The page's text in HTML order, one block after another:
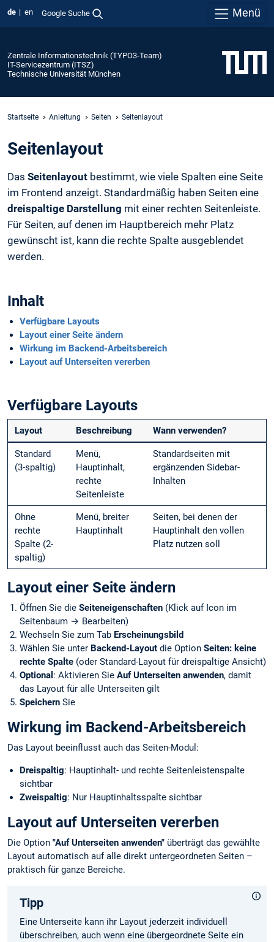
de en Google Suche Menü
Zentrale Informationstechnik (TYPO3-Team)
IT-Servicezentrum (ITSZ)
Technische Universität München
Startseite Anleitung Seiten Seitenlayout
Seitenlayout
Das Seitenlayout bestimmt, wie viele Spalten eine Seite
im Frontend anzeigt. Standardmäßig haben Seiten eine
dreispaltige Darstellung mit einer rechten Seitenleiste.
Für Seiten, auf denen im Hauptbereich mehr Platz
gewünscht ist, kann die rechte Spalte ausgeblendet
werden.
Inhalt
Verfügbare Layouts
Layout einer Seite ändern
Wirkung im Backend-Arbeitsbereich
Layout auf Unterseiten vererben
Verfügbare Layouts
Layout Beschreibung Wann verwenden?
Standard
(3-spaltig)
Menü,
Hauptinhalt,
rechte
Seitenleiste
Standardseiten mit
ergänzenden Sidebar-
Inhalten
Ohne
rechte
Spalte (2-
spaltig)
Menü, breiter
Hauptinhalt
Seiten, bei denen der
Hauptinhalt den vollen
Platz nutzen soll
Layout einer Seite ändern
Öffnen Sie die Seiteneigenschaften (Klick auf Icon im
Seitenbaum → Bearbeiten)
Wechseln Sie zum Tab Erscheinungsbild
Wählen Sie unter Backend-Layout die Option Seiten: keine
rechte Spalte (oder Standard-Layout für dreispaltige Ansicht)
Optional : Aktivieren Sie Auf Unterseiten anwenden, damit
das Layout für alle Unterseiten gilt
Speichern Sie
Wirkung im Backend-Arbeitsbereich
Das Layout beeinflusst auch das Seiten-Modul:
Dreispaltig: Hauptinhalt- und rechte Seitenleistenspalte
sichtbar
Zweispaltig: Nur Hauptinhaltsspalte sichtbar
Layout auf Unterseiten vererben
Die Option "Auf Unterseiten anwenden" überträgt das gewählte
Layout automatisch auf alle direkt untergeordneten Seiten –
praktisch für ganze Bereiche.
Tipp
Eine Unterseite kann ihr Layout jederzeit individuell
überschreiben, auch wenn eine übergeordnete Seite ein